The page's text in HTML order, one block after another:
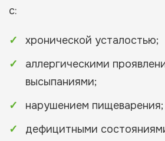
с:
хронической усталостью;
аллергическими
высыпаниями;
нарушением пищеварения;
дефицитными